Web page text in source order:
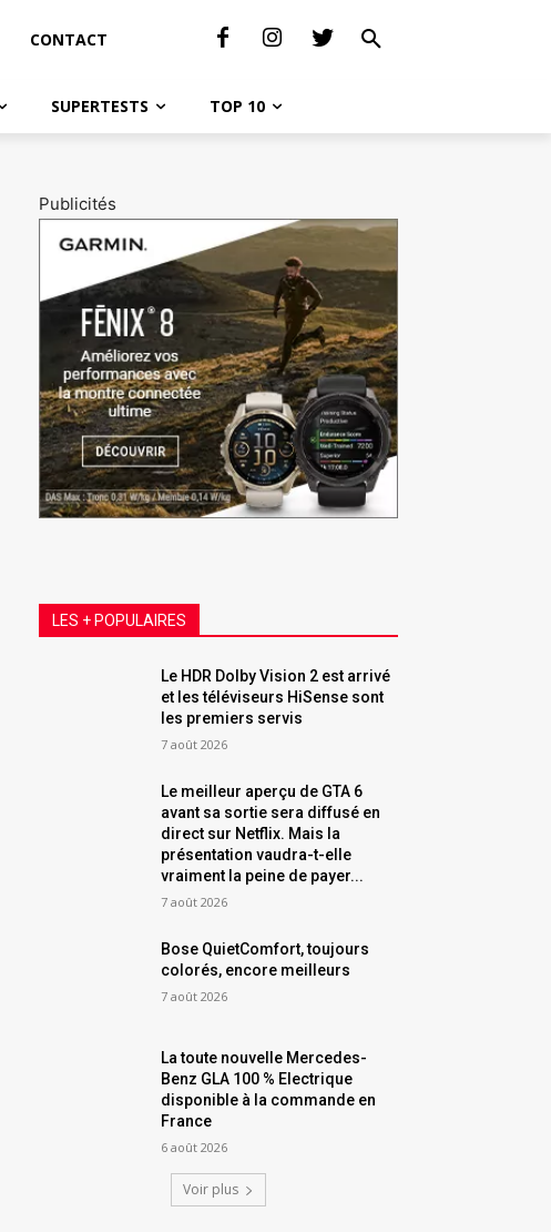
CONTACT
SUPERTESTS TOP 10
Publicités
LES + POPULAIRES
Le HDR Dolby Vision 2 est arrivé
et les téléviseurs HiSense sont
les premiers servis
7 août 2026
Le meilleur aperçu de GTA 6
avant sa sortie sera diffusé en
direct sur Netflix. Mais la
présentation vaudra-t-elle
vraiment la peine de payer...
7 août 2026
Bose QuietComfort, toujours
colorés, encore meilleurs
7 août 2026
La toute nouvelle Mercedes-
Benz GLA 100 % Electrique
disponible à la commande en
France
6 août 2026
Voir plus